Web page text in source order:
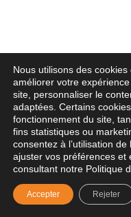
Nous utilisons des
améliorer votre
site, personnaliser le
adaptées. Certains
fonctionnement du site,
fins statistiques ou
consentez à l’utilisation
ajuster vos préférences et
consultant notre Politique
Accepter Rejeter